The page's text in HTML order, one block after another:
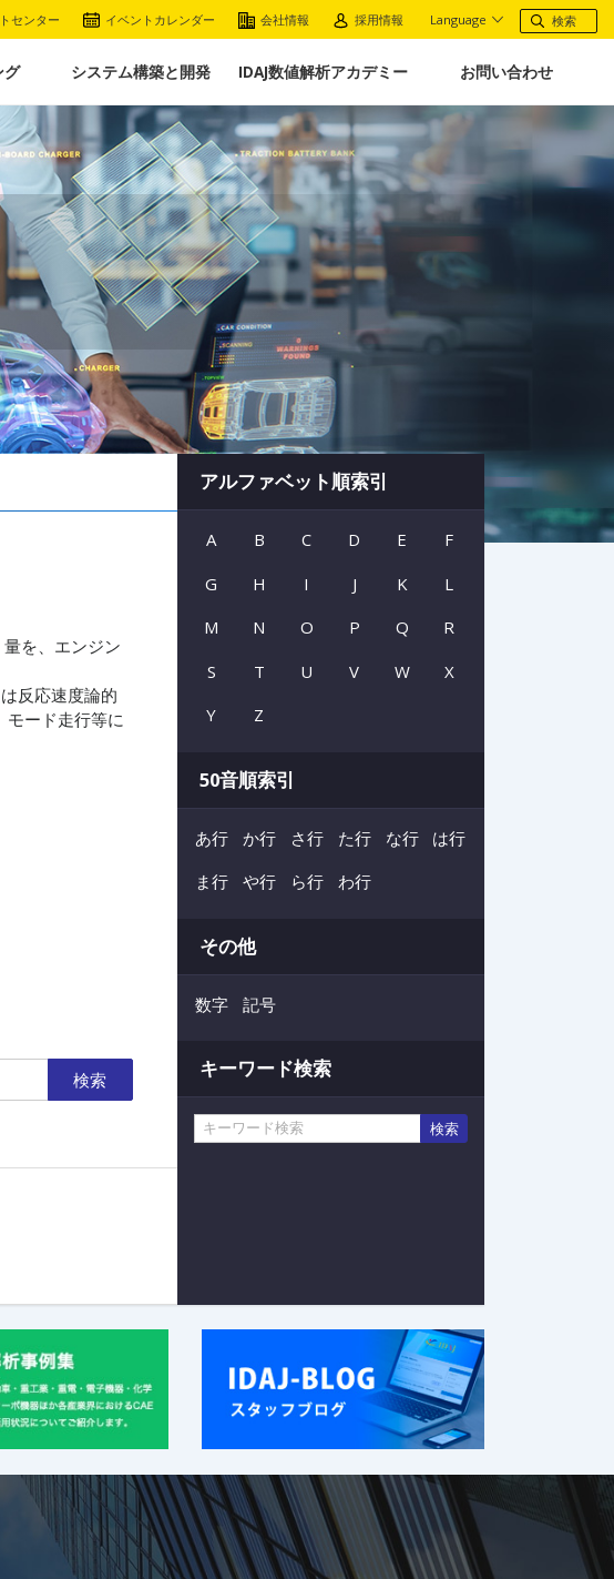
センター イベントカレンダー 会社情報 採用情報 Language
グ システム構築と開発 IDAJ数値解析アカデミー お問い合わせ
を、エンジン
反応速度論的
モード走行等に
検索
アルファベット順索引
A B C D E
F
G
H I J K
L
M
N O P Q
R
S
T U V W
X
Y
Z
50音順索引
あ行 か行 さ行 た行 な行
は行
ま行
や行 ら行 わ行
その他
数字 記号
キーワード検索
検索